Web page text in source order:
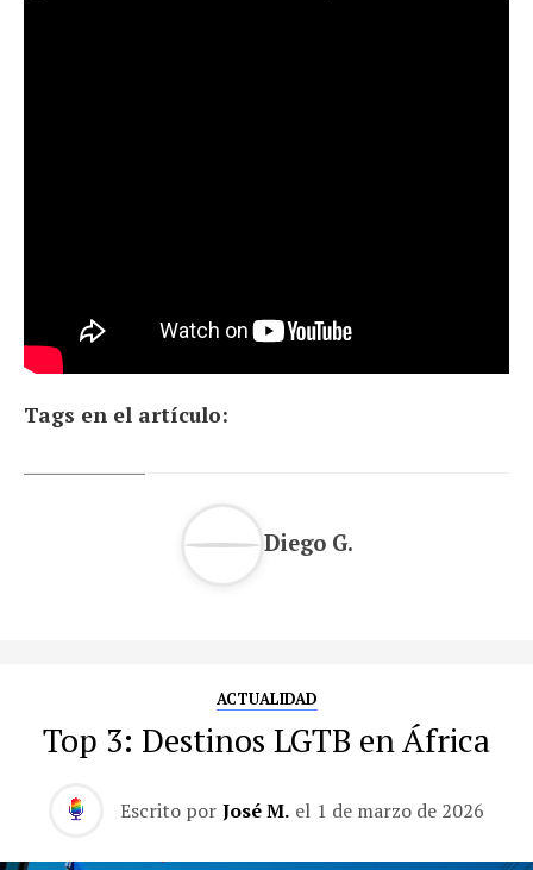
Tags en el artículo:
Diego G.
ACTUALIDAD
Top 3: Destinos LGTB en África
Escrito por José M. el 1 de marzo de 2026